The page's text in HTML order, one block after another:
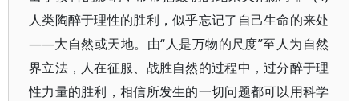
人类陶醉于理性的胜利，似乎忘记了自己生命的来处
——大自然或天地。由“人是万物的尺度”至人为自然
界立法，人在征服、战胜自然的过程中，过分醉于理
性力量的胜利，相信所发生的一切问题都可以用科学